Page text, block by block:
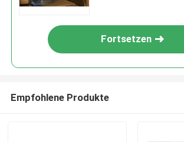
Fortsetzen
Empfohlene Produkte